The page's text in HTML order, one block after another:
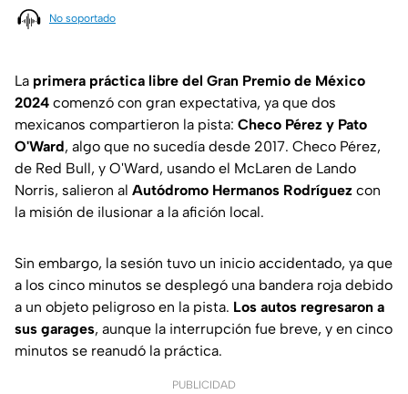
No soportado
La primera práctica libre del Gran Premio de México
2024 comenzó con gran expectativa, ya que dos
mexicanos compartieron la pista: Checo Pérez y Pato
O'Ward, algo que no sucedía desde 2017. Checo Pérez,
de Red Bull, y O'Ward, usando el McLaren de Lando
Norris, salieron al Autódromo Hermanos Rodríguez con
la misión de ilusionar a la afición local.
Sin embargo, la sesión tuvo un inicio accidentado, ya que
a los cinco minutos se desplegó una bandera roja debido
a un objeto peligroso en la pista. Los autos regresaron a
sus garages, aunque la interrupción fue breve, y en cinco
minutos se reanudó la práctica.
PUBLICIDAD